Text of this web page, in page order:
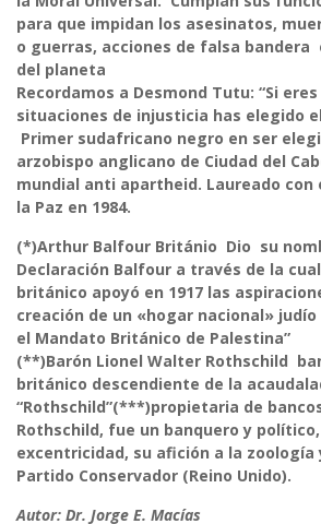
para que impidan los asesinatos,
o guerras, acciones de falsa bandera
del planeta
Recordamos a Desmond Tutu: “Si
situaciones de injusticia has elegido
Primer sudafricano negro en ser
arzobispo anglicano de Ciudad del
mundial anti apartheid. Laureado con
la Paz en 1984.
(*)Arthur Balfour Británio Dio su
Declaración Balfour a través de la
británico apoyó en 1917 las
creación de un «hogar nacional»
el Mandato Británico de Palestina”
(**)Barón Lionel Walter Rothschild
británico descendiente de la
“Rothschild”(***)propietaria de
Rothschild, fue un banquero y
excentricidad, su afición a la
Partido Conservador (Reino Unido).
Autor: Dr. Jorge E. Macías